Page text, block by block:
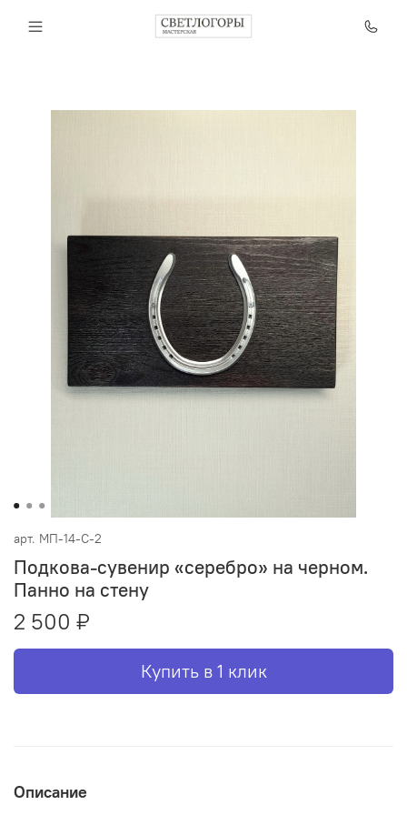
арт. МП-14-С-2
Подкова-сувенир «серебро» на черном.
Панно на стену
2 500 ₽
Купить в 1 клик
Описание